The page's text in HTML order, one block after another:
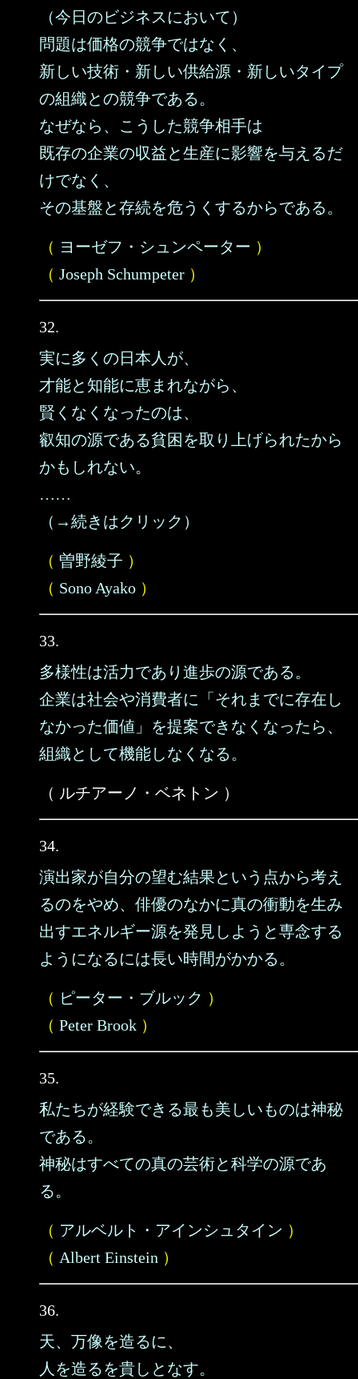
（今日のビジネスにおいて）
問題は価格の競争ではなく、
新しい技術・新しい供給源・新しいタイプ
の組織との競争である。
なぜなら、こうした競争相手は
既存の企業の収益と生産に影響を与えるだ
けでなく、
その基盤と存続を危うくするからである。
（ ヨーゼフ・シュンペーター ）
（ Joseph Schumpeter ）
32.
実に多くの日本人が、
才能と知能に恵まれながら、
賢くなくなったのは、
叡知の源である貧困を取り上げられたから
かもしれない。
……
（→続きはクリック）
（ 曽野綾子 ）
（ Sono Ayako ）
33.
多様性は活力であり進歩の源である。
企業は社会や消費者に「それまでに存在し
なかった価値」を提案できなくなったら、
組織として機能しなくなる。
（ ルチアーノ・ベネトン ）
34.
演出家が自分の望む結果という点から考え
るのをやめ、俳優のなかに真の衝動を生み
出すエネルギー源を発見しようと専念する
ようになるには長い時間がかかる。
（ ピーター・ブルック ）
（ Peter Brook ）
35.
私たちが経験できる最も美しいものは神秘
である。
神秘はすべての真の芸術と科学の源であ
る。
（ アルベルト・アインシュタイン ）
（ Albert Einstein ）
36.
天、万像を造るに、
人を造るを貴しとなす。